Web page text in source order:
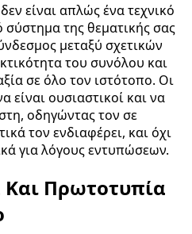
είναι απλώς ένα τεχνικό
σύστημα της θεματικής σας
μεταξύ σχετικών
του συνόλου και
σε όλο τον ιστότοπο. Οι
είναι ουσιαστικοί και να
οδηγώντας τον σε
τον ενδιαφέρει, και όχι
για λόγους εντυπώσεων.
Και Πρωτοτυπία